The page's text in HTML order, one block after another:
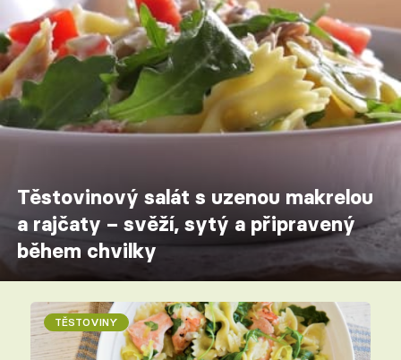
Těstovinový salát s uzenou makrelou
a rajčaty – svěží, sytý a připravený
během chvilky
TĚSTOVINY